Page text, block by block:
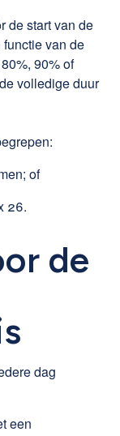
de start van de
van de
90% of
volledige duur
of
26.
de
dag
een